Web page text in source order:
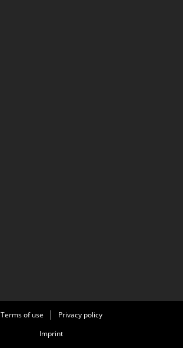
Terms of use
Privacy policy
Imprint